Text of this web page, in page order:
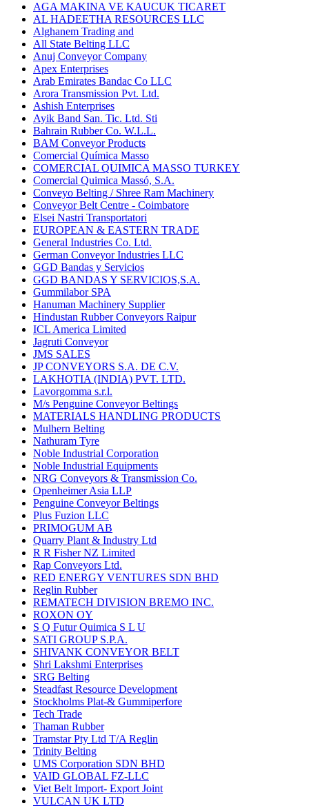
AGA MAKINA VE KAUCUK TICARET
AL HADEETHA RESOURCES LLC
Alghanem Trading and
All State Belting LLC
Anuj Conveyor Company
Apex Enterprises
Arab Emirates Bandac Co LLC
Arora Transmission Pvt. Ltd.
Ashish Enterprises
Ayik Band San. Tic. Ltd. Sti
Bahrain Rubber Co. W.L.L.
BAM Conveyor Products
Comercial Química Masso
COMERCIAL QUIMICA MASSO TURKEY
Comercial Quimica Massó, S.A.
Conveyo Belting / Shree Ram Machinery
Conveyor Belt Centre - Coimbatore
Elsei Nastri Transportatori
EUROPEAN & EASTERN TRADE
General Industries Co. Ltd.
German Conveyor Industries LLC
GGD Bandas y Servicios
GGD BANDAS Y SERVICIOS,S.A.
Gummilabor SPA
Hanuman Machinery Supplier
Hindustan Rubber Conveyors Raipur
ICL America Limited
Jagruti Conveyor
JMS SALES
JP CONVEYORS S.A. DE C.V.
LAKHOTIA (INDIA) PVT. LTD.
Lavorgomma s.r.l.
M/s Penguine Conveyor Beltings
MATERIALS HANDLING PRODUCTS
Mulhern Belting
Nathuram Tyre
Noble Industrial Corporation
Noble Industrial Equipments
NRG Conveyors & Transmission Co.
Openheimer Asia LLP
Penguine Conveyor Beltings
Plus Fuzion LLC
PRIMOGUM AB
Quarry Plant & Industry Ltd
R R Fisher NZ Limited
Rap Conveyors Ltd.
RED ENERGY VENTURES SDN BHD
Reglin Rubber
REMATECH DIVISION BREMO INC.
ROXON OY
S Q Futur Quimica S L U
SATI GROUP S.P.A.
SHIVANK CONVEYOR BELT
Shri Lakshmi Enterprises
SRG Belting
Steadfast Resource Development
Stockholms Plat-& Gummiperfore
Tech Trade
Thaman Rubber
Tramstar Pty Ltd T/A Reglin
Trinity Belting
UMS Corporation SDN BHD
VAID GLOBAL FZ-LLC
Viet Belt Import- Export Joint
VULCAN UK LTD